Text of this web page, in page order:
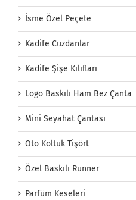
İsme Özel Peçete
Kadife Cüzdanlar
Kadife Şişe Kılıfları
Logo Baskılı Ham Bez Çanta
Mini Seyahat Çantası
Oto Koltuk Tişört
Özel Baskılı Runner
Parfüm Keseleri